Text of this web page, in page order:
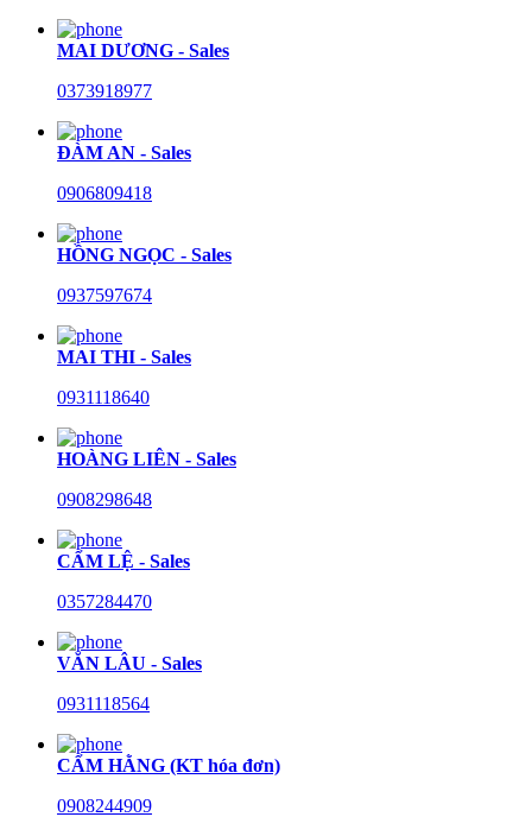
MAI DƯƠNG - Sales
0373918977
ĐÀM AN - Sales
0906809418
HỒNG NGỌC - Sales
0937597674
MAI THI - Sales
0931118640
HOÀNG LIÊN - Sales
0908298648
CẨM LỆ - Sales
0357284470
VĂN LÂU - Sales
0931118564
CẨM HẰNG (KT hóa đơn)
0908244909